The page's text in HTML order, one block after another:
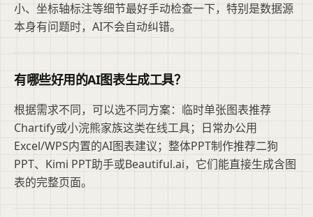
小、坐标轴标注等细节最好手动检查一下，特别是数据源
本身有问题时，AI不会自动纠错。
有哪些好用的AI图表生成工具？
根据需求不同，可以选不同方案：临时单张图表推荐
Chartify或小浣熊家族这类在线工具；日常办公用
Excel/WPS内置的AI图表建议；整体PPT制作推荐二狗
PPT、Kimi PPT助手或Beautiful.ai，它们能直接生成含图
表的完整页面。